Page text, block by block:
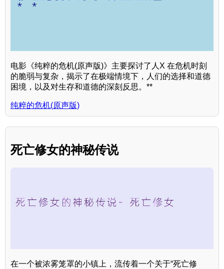
电影《纯粹的危机(原声版)》主要探讨了人X 在危机时刻
的脆弱与复杂，揭示了在极端情境下，人们的选择和道德
困境，以及对生存和道德的深刻反思。**
纯粹的危机(原声版)
死亡修女的神秘传说
在一个被浓雾笼罩的小镇上，流传着一个关于“死亡修